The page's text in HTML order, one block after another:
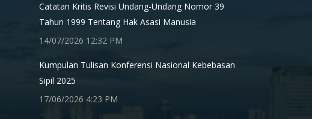
Catatan Kritis Revisi Undang-Undang Nomor 39
Tahun 1999 Tentang Hak Asasi Manusia
14/07/2026 12:32 PM
Kumpulan Tulisan Konferensi Nasional Kebebasan
Sipil 2025
17/06/2026 4:23 PM